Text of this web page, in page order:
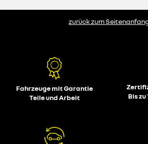
zurück zum
Fahrzeuge mit Garantie
Teile und Arbeit
Bis